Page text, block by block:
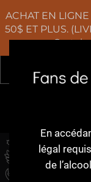
ACHAT EN
50$ ET PLUS.
0
En
légal
de